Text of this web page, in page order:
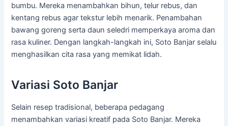
bumbu. Mereka menambahkan bihun, telur rebus, dan
kentang rebus agar tekstur lebih menarik. Penambahan
bawang goreng serta daun seledri memperkaya aroma dan
rasa kuliner. Dengan langkah-langkah ini, Soto Banjar selalu
menghasilkan cita rasa yang memikat lidah.
Variasi Soto Banjar
Selain resep tradisional, beberapa pedagang
menambahkan variasi kreatif pada Soto Banjar. Mereka